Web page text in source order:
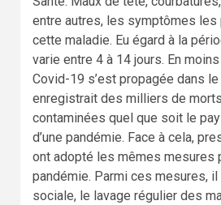
entre autres, les symptômes
cette maladie. Eu égard à la
varie entre 4 à 14 jours. En
Covid-19 s’est propagée dans le
enregistrait des milliers de
contaminées quel que soit le
d’une pandémie. Face à cela,
ont adopté les mêmes mesures
pandémie. Parmi ces mesures,
sociale, le lavage régulier des